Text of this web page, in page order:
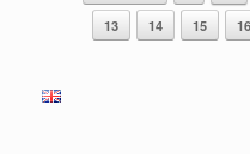
13
14 15 16